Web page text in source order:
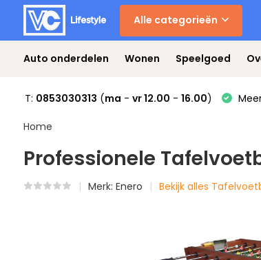
Alle categorieën
Auto onderdelen Wonen Speelgoed
T: 0853030313 (ma - vr 12.00 - 16.00)
Home
Professionele
Merk: Enero Bekijk alles